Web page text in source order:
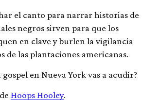
el canto para narrar historias de
negros sirven para que los
en clave y burlen la vigilancia
de las plantaciones americanas.
gospel en Nueva York vas a acudir?
Hoops Hooley.